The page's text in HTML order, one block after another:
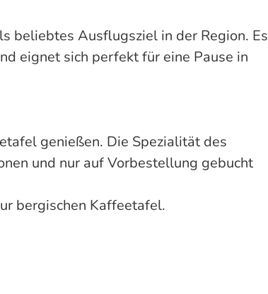
beliebtes Ausflugsziel in der Region. Es
eignet sich perfekt für eine Pause in
genießen. Die Spezialität des
und nur auf Vorbestellung gebucht
bergischen Kaffeetafel.